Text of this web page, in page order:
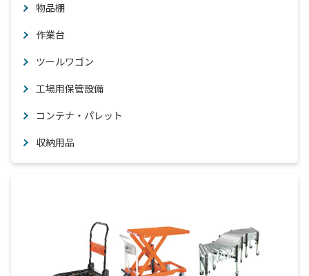
物品棚
作業台
ツールワゴン
工場用保管設備
コンテナ・パレット
収納用品